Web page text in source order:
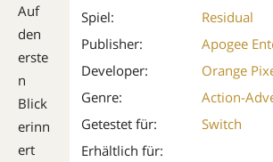
Spiel:
Residual
Publisher:
Apogee
Developer:
Orange
Genre:
Action-
Getestet für:
Switch
Erhältlich für:
Auf
den
erste
n
Blick
erinn
ert